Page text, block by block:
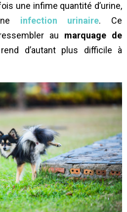
une infime quantité d’urine,
infection urinaire. Ce
au marquage de
d’autant plus difficile à